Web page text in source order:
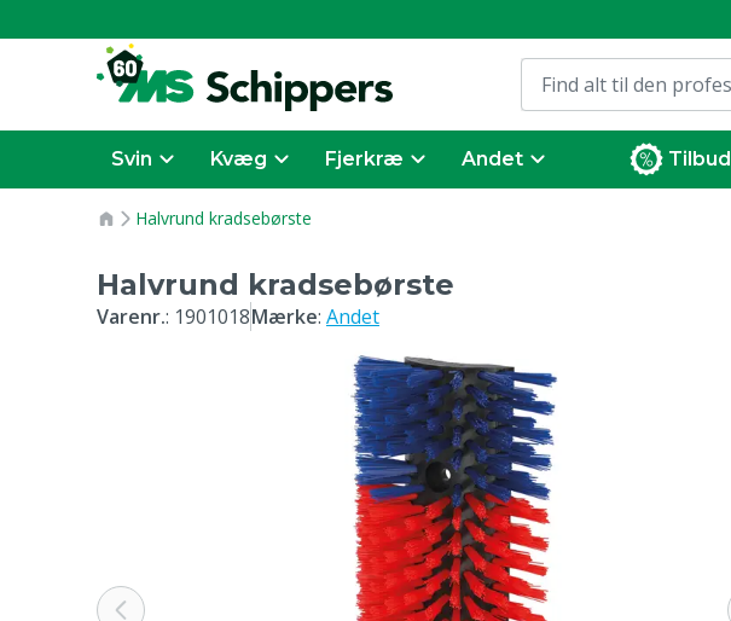
Svin Kvæg Fjerkræ Andet Tilbud
Halvrund kradsebørste
Halvrund kradsebørste
Varenr.: 1901018Mærke: Andet